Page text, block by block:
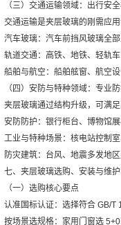
（三）交通运输领域：出行安
交通运输是夹层玻璃的刚需应用
汽车玻璃：汽车前挡风玻璃全
轨道交通：高铁、地铁、轻轨
船舶与航空：船舶舷窗、航空
（四）安防与特种领域：专业
夹层玻璃通过结构升级，可满
安防防护：银行柜台、博物馆
工业与特种场景：核电站控制
防灾建筑：台风、地震多发地
七、夹层玻璃选购、安装与维
（一）选购核心要点
认准国标认证：选择符合 GB/
按场景选规格：家用门窗选